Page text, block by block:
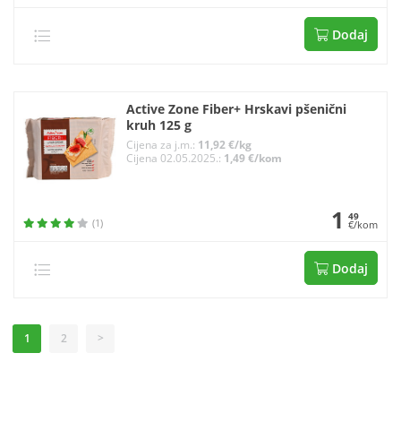
Dodaj
Active Zone Fiber+ Hrskavi pšenični
kruh 125 g
Cijena za j.m.: 11,92 €/kg
Cijena 02.05.2025.: 1,49 €/kom
(1) 1 49
€/kom
Dodaj
1 2 >